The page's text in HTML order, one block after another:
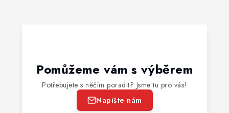
Pomůžeme vám s výběrem
Potřebujete s něčím poradit? Jsme tu pro vás!
Napište nám